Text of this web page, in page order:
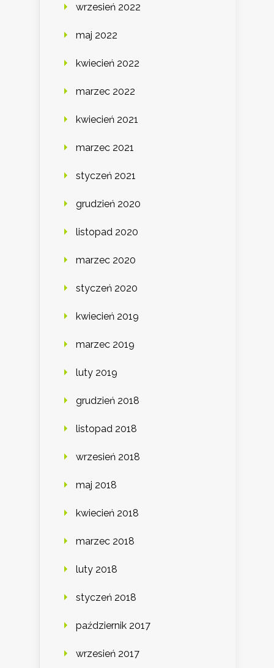
wrzesień 2022
maj 2022
kwiecień 2022
marzec 2022
kwiecień 2021
marzec 2021
styczeń 2021
grudzień 2020
listopad 2020
marzec 2020
styczeń 2020
kwiecień 2019
marzec 2019
luty 2019
grudzień 2018
listopad 2018
wrzesień 2018
maj 2018
kwiecień 2018
marzec 2018
luty 2018
styczeń 2018
październik 2017
wrzesień 2017